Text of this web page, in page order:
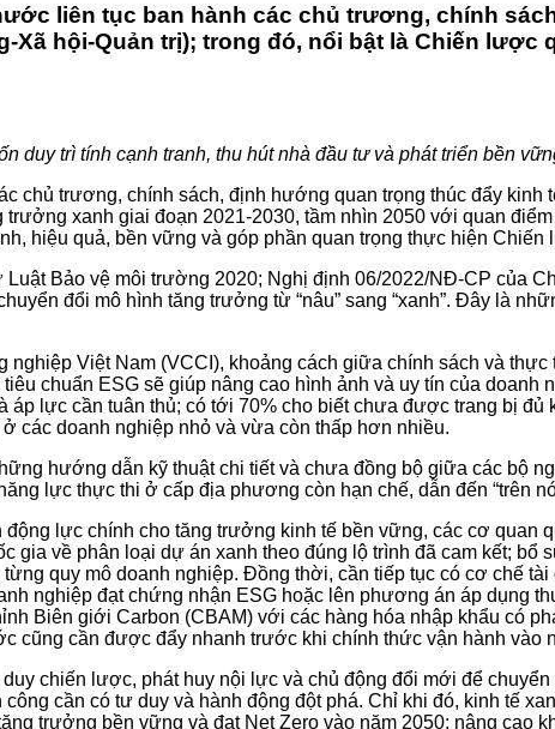
liên tục ban hành các chủ trương, chính
Xã hội-Quản trị); trong đó, nổi bật là Chiến lược
duy trì tính cạnh tranh, thu hút nhà đầu tư và phát triển bền
chủ trương, chính sách, định hướng quan trọng thúc đẩy kinh
xanh giai đoạn 2021-2030, tầm nhìn 2050 với quan
hiệu quả, bền vững và góp phần quan trọng thực hiện Chiến
Bảo vệ môi trường 2020; Nghị định 06/2022/NĐ-CP của
đổi mô hình tăng trưởng từ “nâu” sang “xanh”. Đây là
Việt Nam (VCCI), khoảng cách giữa chính sách và
chuẩn ESG sẽ giúp nâng cao hình ảnh và uy tín của doanh
áp lực cần tuân thủ; có tới 70% cho biết chưa được trang bị
các doanh nghiệp nhỏ và vừa còn thấp hơn nhiều.
hướng dẫn kỹ thuật chi tiết và chưa đồng bộ giữa các bộ
lực thực thi ở cấp địa phương còn hạn chế, dẫn đến “trên
lực chính cho tăng trưởng kinh tế bền vững, các cơ quan
gia về phân loại dự án xanh theo đúng lộ trình đã cam kết; bổ
quy mô doanh nghiệp. Đồng thời, cần tiếp tục có cơ chế
nghiệp đạt chứng nhận ESG hoặc lên phương án áp dụng
Biên giới Carbon (CBAM) với các hàng hóa nhập khẩu có
cũng cần được đẩy nhanh trước khi chính thức vận hành vào
chiến lược, phát huy nội lực và chủ động đổi mới để chuyển
cần có tư duy và hành động đột phá. Chỉ khi đó, kinh tế
trưởng bền vững và đạt Net Zero vào năm 2050; nâng cao